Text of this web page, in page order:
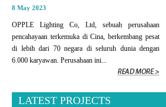
8 May 2023
OPPLE Lighting Co, Ltd, sebuah perusahaan
pencahayaan terkemuka di Cina, berkembang pesat
di lebih dari 70 negara di seluruh dunia dengan
6.000 karyawan. Perusahaan ini...
LATEST PROJECTS